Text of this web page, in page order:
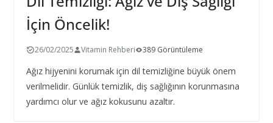
İçin Öncelik!
26/02/2025 Vitamin Rehberi 389 Görüntüleme
Ağız hijyenini korumak için dil temizliğine büyük önem
verilmelidir. Günlük temizlik, diş sağlığının korunmasına
yardımcı olur ve ağız kokusunu azaltır.